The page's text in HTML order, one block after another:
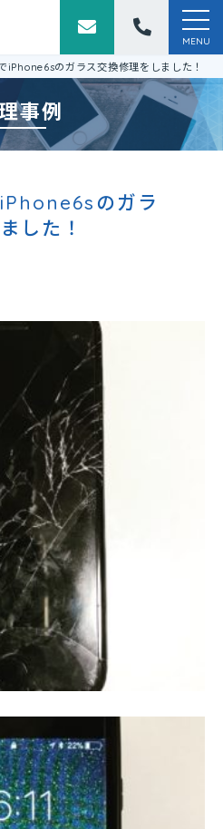
MENU
iPhone6sのガラス交換修理をしました！
事例
のガラ
した！